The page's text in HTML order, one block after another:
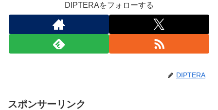
DIPTERAをフォローする
DIPTERA
スポンサーリンク